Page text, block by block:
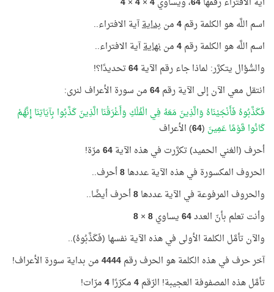
اسم اللَّه هو الكلمة رقم4منبدايةآية الافتراء..
اسم اللَّه هو الكلمة رقم4مننهايةآية الافتراء..
والسُّؤال يتكرَّر: لماذا جاء رقم الآية64تحديدًا؟!
انتقل معي الآن إلى الآية رقم64من سورة الأعراف لنرى:
فَكَذَّبُوهُ فَأَنْجَيْنَاهُ وَالَّذِينَ مَعَهُ فِي الْفُلْكِ وَأَغْرَقْنَا الَّذِينَ كَذَّبُوا بِآيَاتِنَا إِنَّهُمْ
كَانُوا قَوْمًا عَمِينَ (
64) الأعراف
أحرف (الغني الحميد) تكرَّرت في هذه الآية64مرّة!
الحروف المكسورة في هذه الآية عددها8أحرف..
والحروف المرفوعة في الآية عددها8أحرف أيضًا..
وأنت تعلم بأنّ العدد64يساوي8
×
8
والآن تأمَّل الكلمة الأولى في هذه الآية نفسها (فَكَذَّبُوهُ)..
آخر حرف في هذه الكلمة هو الحرف رقم4444من بداية سورة الأعراف!
تأمَّل هذه المصفوفة العجيبة! الرّقم4مكرّرًا4مرّات!